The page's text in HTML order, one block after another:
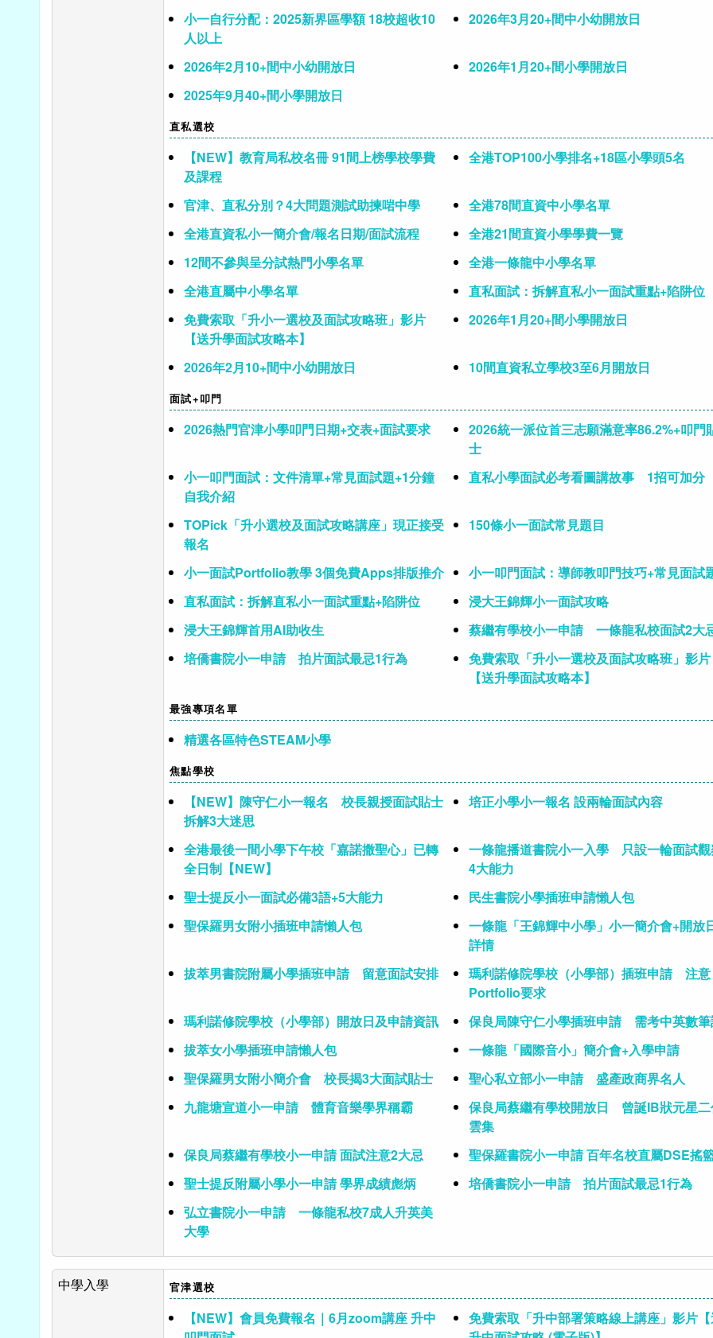
小一自行分配：2025新界區學額 18校超收10
人以上
2026年3月20+間中小幼開放日
2026年2月10+間中小幼開放日
2026年1月20+間小學開放日
2025年9月40+間小學開放日
直私選校
【NEW】教育局私校名冊 91間上榜學校學費
及課程
全港TOP100小學排名+18區小學頭5名
官津、直私分別？4大問題測試助揀啱中學
全港78間直資中小學名單
全港直資私小一簡介會/報名日期/面試流程
全港21間直資小學學費一覽
12間不參與呈分試熱門小學名單
全港一條龍中小學名單
全港直屬中小學名單
直私面試：拆解直私小一面試重點+陷阱位
免費索取「升小一選校及面試攻略班」影片
【送升學面試攻略本】
2026年1月20+間小學開放日
2026年2月10+間中小幼開放日 10間直資私立學校3至6月開放日
面試+叩門
2026熱門官津小學叩門日期+交表+面試要求
2026統一派位首三志願滿意率86.2%+叩門
士
小一叩門面試：文件清單+常見面試題+1分鐘
自我介紹
直私小學面試必考看圖講故事 1招可加分
TOPick「升小選校及面試攻略講座」現正接受
報名
150條小一面試常見題目
小一面試Portfolio教學 3個免費Apps排版推介
小一叩門面試：導師教叩門技巧+常見面試
直私面試：拆解直私小一面試重點+陷阱位
浸大王錦輝小一面試攻略
浸大王錦輝首用AI助收生
蔡繼有學校小一申請 一條龍私校面試2大
培僑書院小一申請 拍片面試最忌1行為
免費索取「升小一選校及面試攻略班」影片
【送升學面試攻略本】
最強專項名單
精選各區特色STEAM小學
焦點學校
【NEW】陳守仁小一報名 校長親授面試貼士
拆解3大迷思
培正小學小一報名 設兩輪面試內容
全港最後一間小學下午校「嘉諾撒聖心」已轉
全日制【NEW】
一條龍播道書院小一入學 只設一輪面試觀
4大能力
聖士提反小一面試必備3語+5大能力
民生書院小學插班申請懶人包
聖保羅男女附小插班申請懶人包
一條龍「王錦輝中小學」小一簡介會+開放
詳情
拔萃男書院附屬小學插班申請 留意面試安排
瑪利諾修院學校（小學部）插班申請 注意
Portfolio要求
瑪利諾修院學校（小學部）開放日及申請資訊
保良局陳守仁小學插班申請 需考中英數筆
拔萃女小學插班申請懶人包
一條龍「國際音小」簡介會+入學申請
聖保羅男女附小簡介會 校長揭3大面試貼士
聖心私立部小一申請 盛產政商界名人
九龍塘宣道小一申請 體育音樂學界稱霸
保良局蔡繼有學校開放日 曾誕IB狀元星二
雲集
保良局蔡繼有學校小一申請 面試注意2大忌
聖保羅書院小一申請 百年名校直屬DSE搖
聖士提反附屬小學小一申請 學界成績彪炳
培僑書院小一申請 拍片面試最忌1行為
弘立書院小一申請 一條龍私校7成人升英美
大學
中學入學 官津選校
【NEW】會員免費報名｜6月zoom講座 升中
免費索取「升中部署策略線上講座」影片